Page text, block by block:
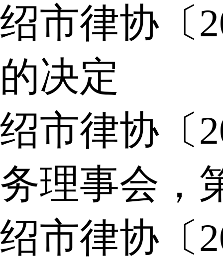
绍市律协〔
的决定
绍市律协〔
务理事会，
绍市律协〔